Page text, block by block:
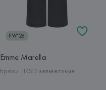
FW'26
Emme Marella
Брюки TIRSI2 вельветовые